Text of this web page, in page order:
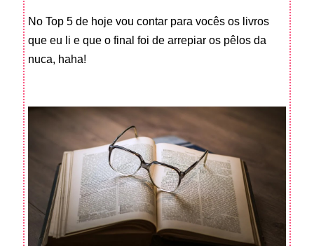
No Top 5 de hoje vou contar para vocês os livros
que eu li e que o final foi de arrepiar os pêlos da
nuca, haha!